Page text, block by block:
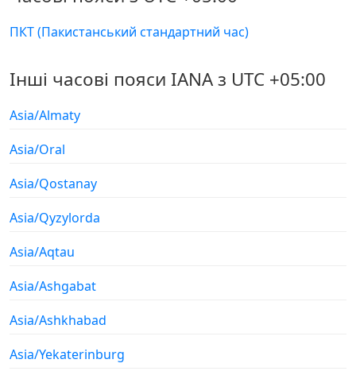
ПКТ (Пакистанський стандартний час)
Інші часові пояси IANA з UTC +05:00
Asia/Almaty
Asia/Oral
Asia/Qostanay
Asia/Qyzylorda
Asia/Aqtau
Asia/Ashgabat
Asia/Ashkhabad
Asia/Yekaterinburg